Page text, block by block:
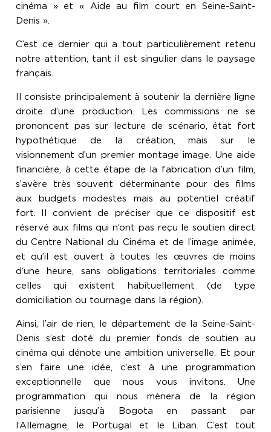
cinéma » et « Aide au film court en Seine-Saint-
Denis ».
C’est ce dernier qui a tout particulièrement retenu
notre attention, tant il est singulier dans le paysage
français.
Il consiste principalement à soutenir la dernière ligne
droite d’une production. Les commissions ne se
prononcent pas sur lecture de scénario, état fort
hypothétique de la création, mais sur le
visionnement d’un premier montage image. Une aide
financière, à cette étape de la fabrication d’un film,
s’avère très souvent déterminante pour des films
aux budgets modestes mais au potentiel créatif
fort. Il convient de préciser que ce dispositif est
réservé aux films qui n’ont pas reçu le soutien direct
du Centre National du Cinéma et de l’image animée,
et qu’il est ouvert à toutes les œuvres de moins
d‘une heure, sans obligations territoriales comme
celles qui existent habituellement (de type
domiciliation ou tournage dans la région).
Ainsi, l’air de rien, le département de la Seine-Saint-
Denis s’est doté du premier fonds de soutien au
cinéma qui dénote une ambition universelle. Et pour
s’en faire une idée, c’est à une programmation
exceptionnelle que nous vous invitons. Une
programmation qui nous mènera de la région
parisienne jusqu’à Bogota en passant par
l’Allemagne, le Portugal et le Liban. C’est tout